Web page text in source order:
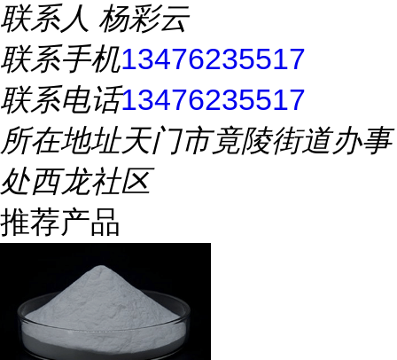
联系人 杨彩云
联系手机13476235517
联系电话13476235517
所在地址天门市竟陵街道办事
处西龙社区
推荐产品